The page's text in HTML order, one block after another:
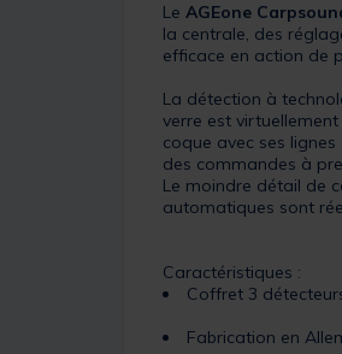
Le AGEone
la centrale, des
efficace en action de
La détection à
verre est
coque avec ses
des commandes à
Le moindre détail de
automatiques sont
Caractéristiques :
Coffret 3
Fabrication en